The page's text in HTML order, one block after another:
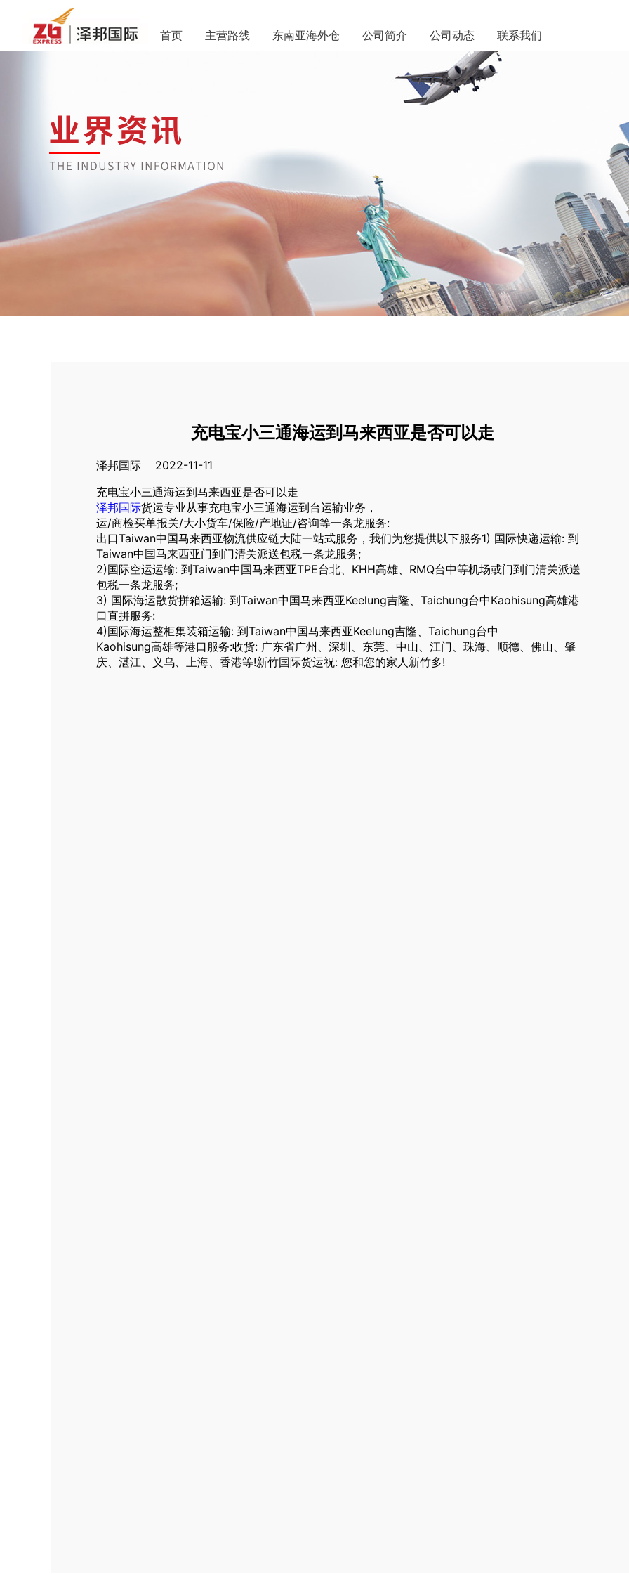
首页 主营路线 东南亚海外仓 公司简介 公司动态 联系我们
充电宝小三通海运到马来西亚是否可以走
泽邦国际 2022-11-11
充电宝小三通海运到马来西亚是否可以走
泽邦国际货运专业从事充电宝小三通海运到台运输业务，
运/商检买单报关/大小货车/保险/产地证/咨询等一条龙服务:
出口Taiwan中国马来西亚物流供应链大陆一站式服务，我们为您提供以下服务1) 国际快递运输: 到
Taiwan中国马来西亚门到门清关派送包税一条龙服务;
2)国际空运运输: 到Taiwan中国马来西亚TPE台北、KHH高雄、RMQ台中等机场或门到门清关派送
包税一条龙服务;
3) 国际海运散货拼箱运输: 到Taiwan中国马来西亚Keelung吉隆、Taichung台中Kaohisung高雄港
口直拼服务:
4)国际海运整柜集装箱运输: 到Taiwan中国马来西亚Keelung吉隆、Taichung台中
Kaohisung高雄等港口服务:收货: 广东省广州、深圳、东莞、中山、江门、珠海、顺德、佛山、肇
庆、湛江、义乌、上海、香港等!新竹国际货运祝: 您和您的家人新竹多!